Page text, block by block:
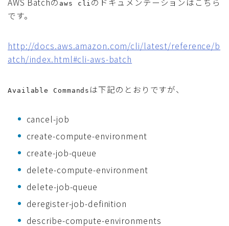
aws cli
です。
http://docs.aws.amazon.com/cli/latest/reference/b
atch/index.html#cli-aws-batch
Available Commands は下記のとおりですが、
cancel-job
create-compute-environment
create-job-queue
delete-compute-environment
delete-job-queue
deregister-job-definition
describe-compute-environments